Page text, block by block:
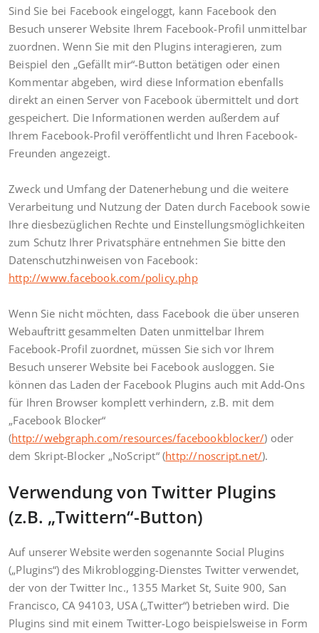
Sind Sie bei Facebook eingeloggt, kann Facebook den
Besuch unserer Website Ihrem Facebook-Profil unmittelbar
zuordnen. Wenn Sie mit den Plugins interagieren, zum
Beispiel den „Gefällt mir“-Button betätigen oder einen
Kommentar abgeben, wird diese Information ebenfalls
direkt an einen Server von Facebook übermittelt und dort
gespeichert. Die Informationen werden außerdem auf
Ihrem Facebook-Profil veröffentlicht und Ihren Facebook-
Freunden angezeigt.
Zweck und Umfang der Datenerhebung und die weitere
Verarbeitung und Nutzung der Daten durch Facebook sowie
Ihre diesbezüglichen Rechte und Einstellungsmöglichkeiten
zum Schutz Ihrer Privatsphäre entnehmen Sie bitte den
Datenschutzhinweisen von Facebook:
http://www.facebook.com/policy.php
Wenn Sie nicht möchten, dass Facebook die über unseren
Webauftritt gesammelten Daten unmittelbar Ihrem
Facebook-Profil zuordnet, müssen Sie sich vor Ihrem
Besuch unserer Website bei Facebook ausloggen. Sie
können das Laden der Facebook Plugins auch mit Add-Ons
für Ihren Browser komplett verhindern, z.B. mit dem
„Facebook Blocker“
(http://webgraph.com/resources/facebookblocker/) oder
dem Skript-Blocker „NoScript“ (http://noscript.net/).
Verwendung von Twitter Plugins
(z.B. „Twittern“-Button)
Auf unserer Website werden sogenannte Social Plugins
(„Plugins“) des Mikroblogging-Dienstes Twitter verwendet,
der von der Twitter Inc., 1355 Market St, Suite 900, San
Francisco, CA 94103, USA („Twitter“) betrieben wird. Die
Plugins sind mit einem Twitter-Logo beispielsweise in Form